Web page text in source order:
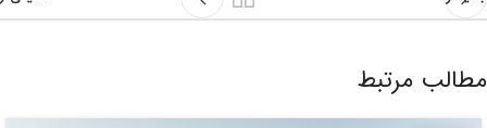
مطالب مرتبط